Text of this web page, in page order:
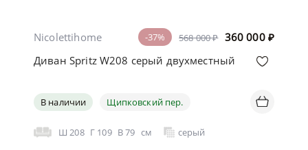
568 000 ₽ 360 000 ₽
-37%
Nicolettihome
Диван Spritz W208 серый двухместный
В наличии Щипковский пер.
Ш 208 Г 109 В79 см серый